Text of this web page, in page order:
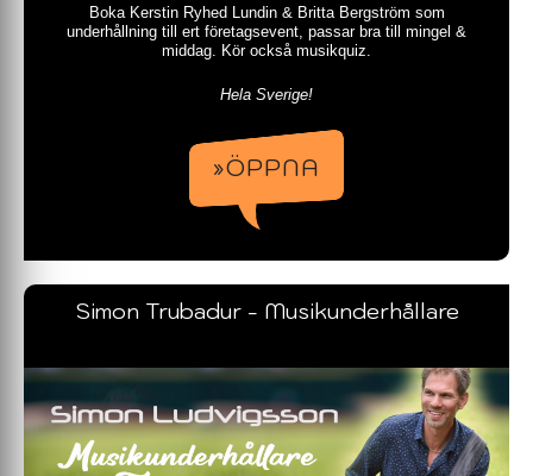
Boka Kerstin Ryhed Lundin & Britta Bergström som
underhållning till ert företagsevent, passar bra till mingel &
middag. Kör också musikquiz.
Hela Sverige!
»ÖPPNA
Simon Trubadur - Musikunderhållare